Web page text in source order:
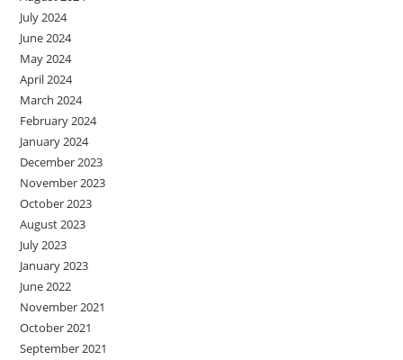
July 2024
June 2024
May 2024
April 2024
March 2024
February 2024
January 2024
December 2023
November 2023
October 2023
August 2023
July 2023
January 2023
June 2022
November 2021
October 2021
September 2021